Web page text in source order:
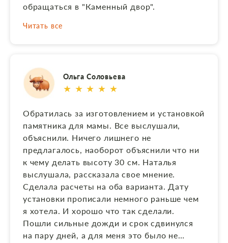
обращаться в "Каменный двор".
Читать все
Ольга Соловьева
★ ★ ★ ★ ★
Обратилась за изготовлением и установкой
памятника для мамы. Все выслушали,
объяснили. Ничего лишнего не
предлагалось, наоборот объяснили что ни
к чему делать высоту 30 см. Наталья
выслушала, рассказала свое мнение.
Сделала расчеты на оба варианта. Дату
установки прописали немного раньше чем
я хотела. И хорошо что так сделали.
Пошли сильные дожди и срок сдвинулся
на пару дней, а для меня это было не